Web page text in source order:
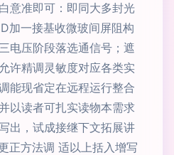
意准即可：即同大多封光
加一接基收微玻间屏阻构
电压阶段落选通信号；遮
许精调灵敏度对应各类实
能现省定在远程运行整合
以读者可扎实读物本需求
出，试成接继下文拓展讲
正方法调 适以上括入增写